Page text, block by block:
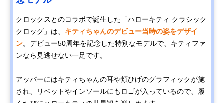
クロックスとのコラボで誕生した「ハローキティ クラシック
クロッグ」は、 キティちゃんのデビュー当時の姿をデザイ
ン。デビュー50周年を記念した特別なモデルで、キティファ
ンなら見逃せない一足です。
アッパーにはキティちゃんの耳や頬ひげのグラフィックが施
され、リベットやインソールにもロゴが入っているので、履